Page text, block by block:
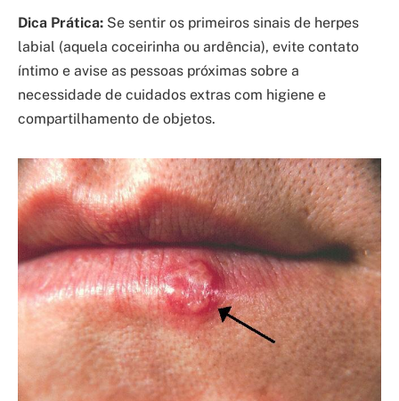
Dica Prática: Se sentir os primeiros sinais de herpes
labial (aquela coceirinha ou ardência), evite contato
íntimo e avise as pessoas próximas sobre a
necessidade de cuidados extras com higiene e
compartilhamento de objetos.